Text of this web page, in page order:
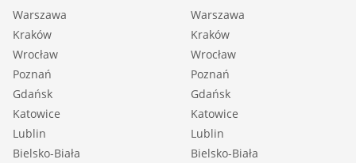
Warszawa
Kraków
Wrocław
Poznań
Gdańsk
Katowice
Lublin
Bielsko-Biała
Warszawa
Kraków
Wrocław
Poznań
Gdańsk
Katowice
Lublin
Bielsko-Biała